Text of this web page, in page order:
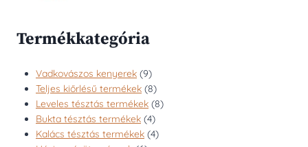
termékoldalon
választhatók
Termékkategória
Vadkovászos kenyerek 99
termék
Teljes kiőrlésű termékek 88
termék
Leveles tésztás termékek 88
Bukta tésztás termékek 44
termék
Kalács tésztás termékek 44